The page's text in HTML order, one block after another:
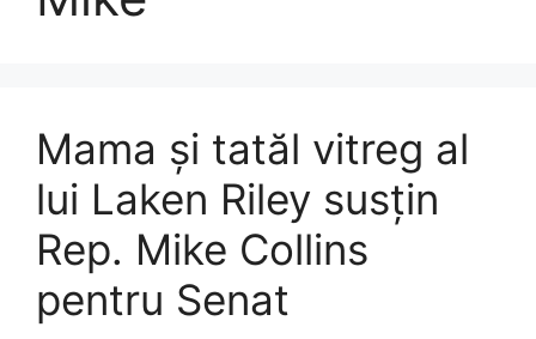
Mama și tatăl vitreg al
lui Laken Riley susțin
Rep. Mike Collins
pentru Senat